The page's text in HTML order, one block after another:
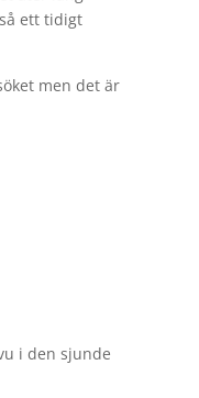
ett tidigt
men det är
i den sjunde